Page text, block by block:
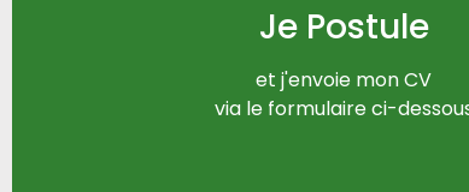
Je Postule
et j'envoie mon CV
via le formulaire ci-